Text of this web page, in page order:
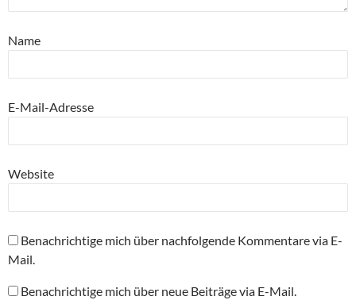
Name
E-Mail-Adresse
Website
Benachrichtige mich über nachfolgende Kommentare via E-
Mail.
Benachrichtige mich über neue Beiträge via E-Mail.